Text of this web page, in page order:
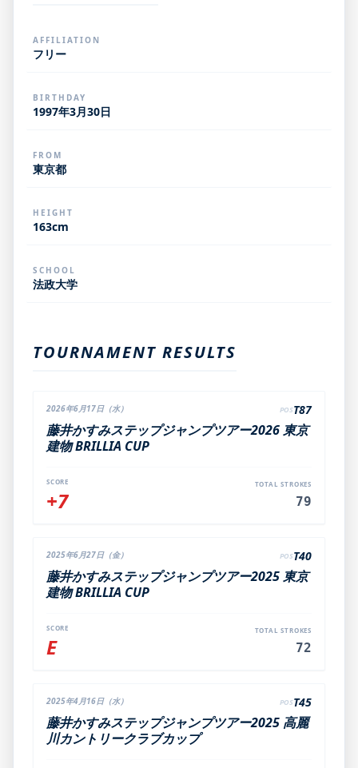
AFFILIATION
フリー
BIRTHDAY
1997年3月30日
FROM
東京都
HEIGHT
163cm
SCHOOL
法政大学
TOURNAMENT RESULTS
2026年6月17日（水） POST87
藤井かすみステップジャンプツアー2026 東京
建物 BRILLIA CUP
SCORE
+7
TOTAL STROKES
79
2025年6月27日（金） POST40
藤井かすみステップジャンプツアー2025 東京
建物 BRILLIA CUP
SCORE
E
TOTAL STROKES
72
2025年4月16日（水） POST45
藤井かすみステップジャンプツアー2025 高麗
川カントリークラブカップ